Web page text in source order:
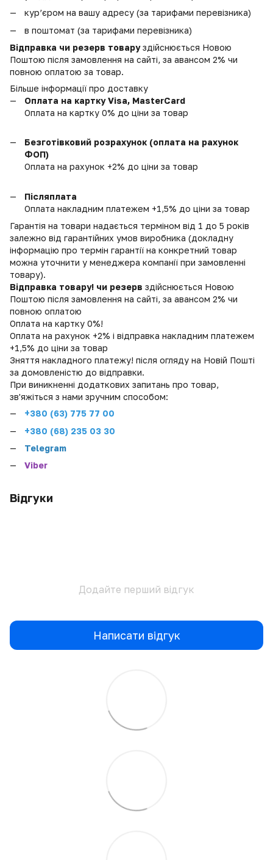
кур’єром на вашу адресу (за тарифами перевізника)
в поштомат (за тарифами перевізника)
Відправка чи резерв товаруздійснюється Новою
Поштою після замовлення на сайті, за авансом 2% чи
повною оплатою за товар.
Більше інформації про доставку
Оплата на картку Visa, MasterCard
Оплата на картку 0% до ціни за товар
Безготівковий розрахунок (оплата на рахунок
ФОП)
Оплата на рахунок +2% до ціни за товар
Післяплата
Оплата накладним платежем +1,5% до ціни за товар
Гарантія на товари надається терміном від 1 до 5 років
залежно від гарантійних умов виробника (докладну
інформацію про термін гарантії на конкретний товар
можна уточнити у менеджера компанії при замовленні
товару).
Відправка товару! чи резерв здійснюється Новою
Поштою після замовлення на сайті, за авансом 2% чи
повною оплатою
Оплата на картку 0%!
Оплата на рахунок +2% і відправка накладним платежем
+1,5% до ціни за товар
Зняття накладного платежу! після огляду на Новій Пошті
за домовленістю до відправки.
При виникненні додаткових запитань про товар,
зв'яжіться з нами зручним способом:
+380 (63) 775 77 00
+380 (68) 235 03 30
Telegram
Viber
Відгуки
Додайте перший відгук
Написати відгук